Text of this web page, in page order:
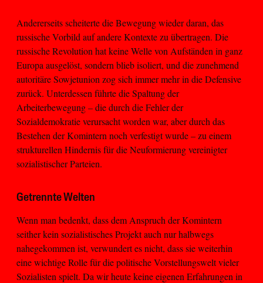
Andererseits scheiterte die Bewegung wieder daran, das
russische Vorbild auf andere Kontexte zu übertragen. Die
russische Revolution hat keine Welle von Aufständen in ganz
Europa ausgelöst, sondern blieb isoliert, und die zunehmend
autoritäre Sowjetunion zog sich immer mehr in die Defensive
zurück. Unterdessen führte die Spaltung der
Arbeiterbewegung – die durch die Fehler der
Sozialdemokratie verursacht worden war, aber durch das
Bestehen der Komintern noch verfestigt wurde – zu einem
strukturellen Hindernis für die Neuformierung vereinigter
sozialistischer Parteien.
Getrennte Welten
Wenn man bedenkt, dass dem Anspruch der Komintern
seither kein sozialistisches Projekt auch nur halbwegs
nahegekommen ist, verwundert es nicht, dass sie weiterhin
eine wichtige Rolle für die politische Vorstellungswelt vieler
Sozialisten spielt. Da wir heute keine eigenen Erfahrungen in